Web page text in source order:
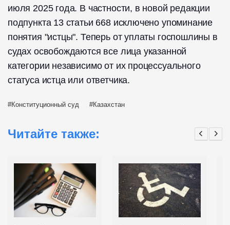
июля 2025 года. В частности, в новой редакции
подпункта 13 статьи 668 исключено упоминание
понятия "истцы". Теперь от уплаты госпошлины в
судах освобождаются все лица указанной
категории независимо от их процессуального
статуса истца или ответчика.
Конституционный суд Казахстан
Читайте также: